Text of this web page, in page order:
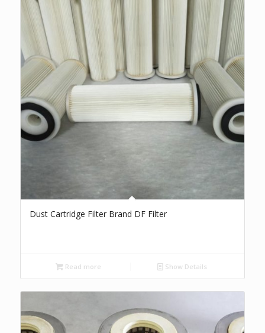
Dust Cartridge Filter Brand DF Filter
Read more Show Details